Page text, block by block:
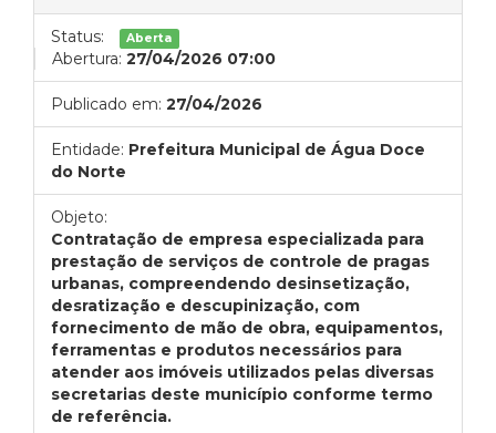
Status: Aberta
Abertura: 27/04/2026 07:00
Publicado em: 27/04/2026
Entidade: Prefeitura Municipal de Água Doce
do Norte
Objeto:
Contratação de empresa especializada para
prestação de serviços de controle de pragas
urbanas, compreendendo desinsetização,
desratização e descupinização, com
fornecimento de mão de obra, equipamentos,
ferramentas e produtos necessários para
atender aos imóveis utilizados pelas diversas
secretarias deste município conforme termo
de referência.